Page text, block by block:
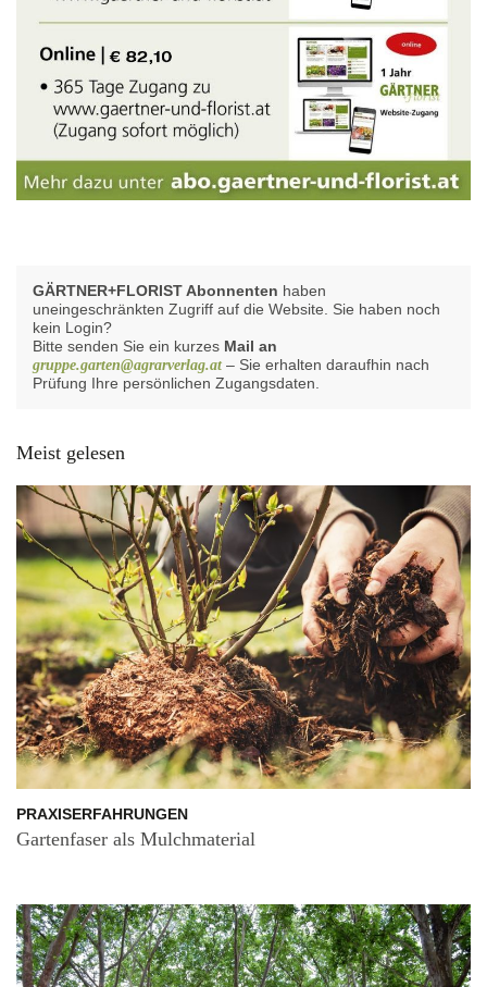
GÄRTNER+FLORIST Abonnenten haben
uneingeschränkten Zugriff auf die Website. Sie haben noch
kein Login?
Bitte senden Sie ein kurzes Mail an
gruppe.garten@agrarverlag.at – Sie erhalten daraufhin nach
Prüfung Ihre persönlichen Zugangsdaten.
Meist gelesen
PRAXISERFAHRUNGEN
Gartenfaser als Mulchmaterial